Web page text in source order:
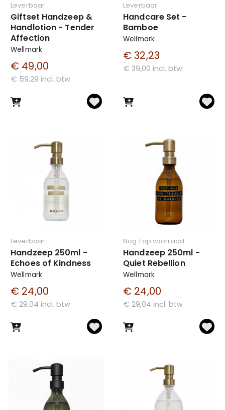
Leverbaar
Giftset Handzeep &
Handlotion - Tender
Affection
Wellmark
€ 49,00
€ 59,29 incl. btw
Leverbaar
Handcare Set -
Bamboe
Wellmark
€ 32,23
€ 39,00 incl. btw
Leverbaar
Handzeep 250ml -
Echoes of Kindness
Wellmark
€ 24,00
€ 29,04 incl. btw
Nog 1 op voorraad
Handzeep 250ml -
Quiet Rebellion
Wellmark
€ 24,00
€ 29,04 incl. btw